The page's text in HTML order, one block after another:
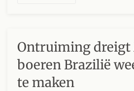
Ontruiming dreigt
boeren Brazilië
te maken